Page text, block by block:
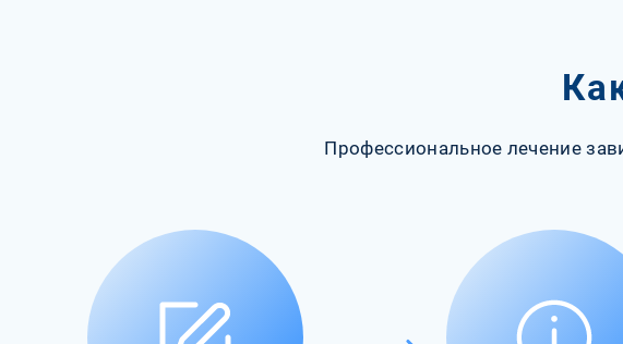
Профессиональное лечение